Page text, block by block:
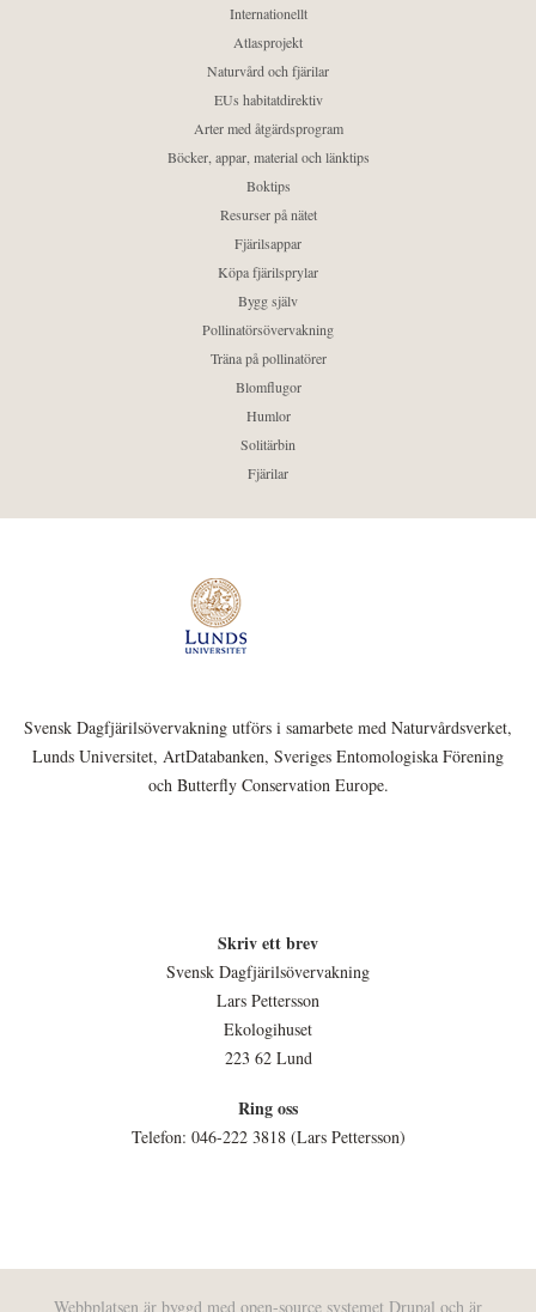
Internationellt
Atlasprojekt
Naturvård och fjärilar
EUs habitatdirektiv
Arter med åtgärdsprogram
Böcker, appar, material och länktips
Boktips
Resurser på nätet
Fjärilsappar
Köpa fjärilsprylar
Bygg själv
Pollinatörsövervakning
Träna på pollinatörer
Blomflugor
Humlor
Solitärbin
Fjärilar
Svensk Dagfjärilsövervakning utförs i samarbete med Naturvårdsverket,
Lunds Universitet, ArtDatabanken, Sveriges Entomologiska Förening
och Butterfly Conservation Europe.
Skriv ett brev
Svensk Dagfjärilsövervakning
Lars Pettersson
Ekologihuset
223 62 Lund
Ring oss
Telefon: 046-222 3818 (Lars Pettersson)
Webbplatsen är byggd med open-source systemet Drupal och är